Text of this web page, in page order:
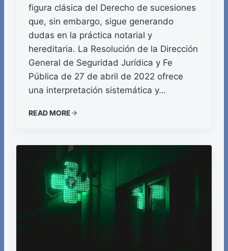
figura clásica del Derecho de sucesiones
que, sin embargo, sigue generando
dudas en la práctica notarial y
hereditaria. La Resolución de la Dirección
General de Seguridad Jurídica y Fe
Pública de 27 de abril de 2022 ofrece
una interpretación sistemática y…
READ MORE